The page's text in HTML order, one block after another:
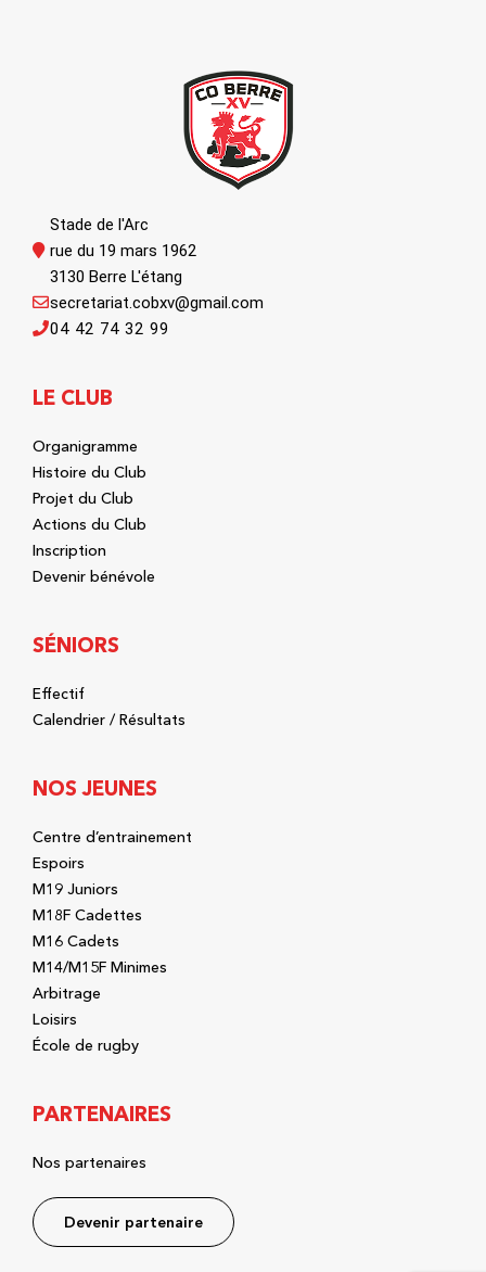
Stade de l'Arc
rue du 19 mars 1962
3130 Berre L'étang
04 42 74 32 99
secretariat.cobxv@gmail.com
LE CLUB
Organigramme
Histoire du Club
Projet du Club
Actions du Club
Inscription
Devenir bénévole
SÉNIORS
Effectif
Calendrier / Résultats
NOS JEUNES
Centre d’entrainement
Espoirs
M19 Juniors
M18F Cadettes
M16 Cadets
M14/M15F Minimes
Arbitrage
Loisirs
École de rugby
PARTENAIRES
Nos partenaires
Devenir partenaire